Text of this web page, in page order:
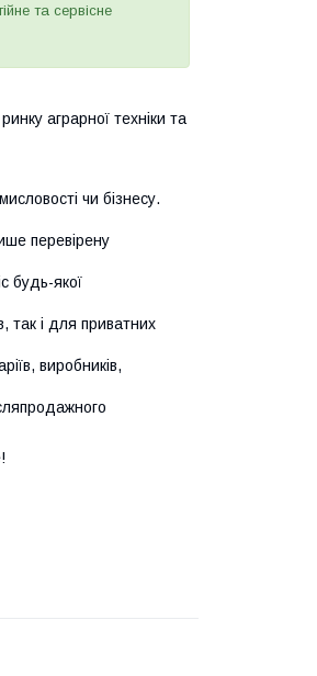
та сервісне
аграрної техніки та
чи бізнесу.
перевірену
будь-якої
так і для приватних
виробників,